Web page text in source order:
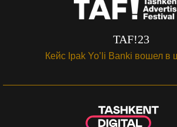
TAF!23
Кейс Ipak Yo’li Banki вошел в